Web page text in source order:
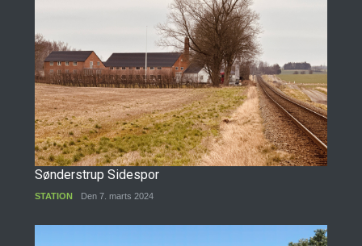
Sønderstrup Sidespor
STATION Den 7. marts 2024